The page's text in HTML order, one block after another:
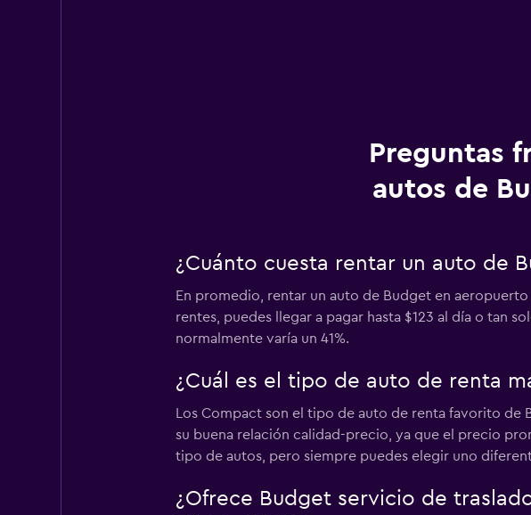
Preguntas
autos de
¿Cuánto cuesta rentar un auto de
En promedio, rentar un auto de Budget en
rentes, puedes llegar a pagar hasta $123 al día o tan
normalmente varía un 41%.
¿Cuál es el tipo de auto de renta
Los Compact son el tipo de auto de renta favorito
su buena relación calidad-precio, ya que el precio
tipo de autos, pero siempre puedes elegir uno
¿Ofrece Budget servicio de